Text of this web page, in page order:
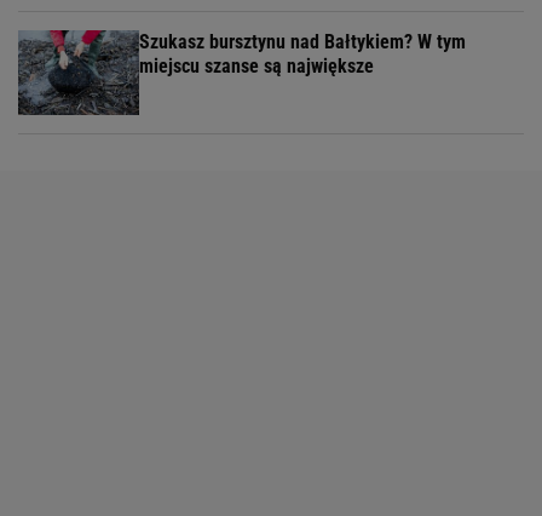
Szukasz bursztynu nad Bałtykiem? W tym
miejscu szanse są największe